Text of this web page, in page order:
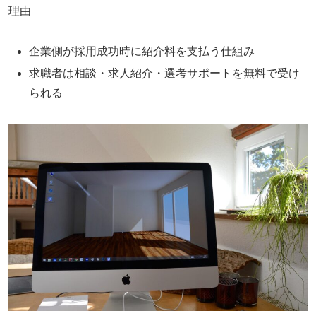
理由
企業側が採用成功時に紹介料を支払う仕組み
求職者は相談・求人紹介・選考サポートを無料で受け
られる